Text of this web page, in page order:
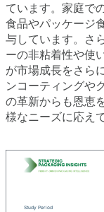
ています。家庭で
食品やパッケージ
与しています。さ
ーの非粘着性や使
が市場成長をさら
ンコーティングや
の革新からも恩恵
様なニーズに応え